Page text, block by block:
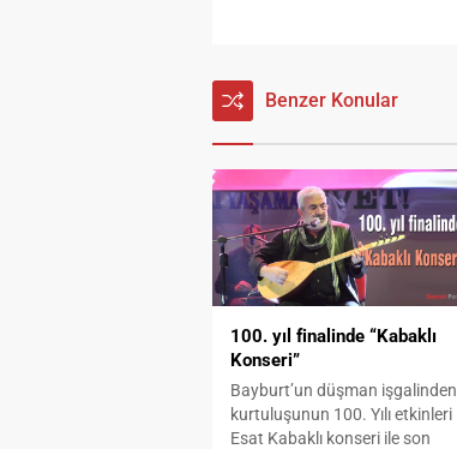
Benzer Konular
100. yıl finalinde “Kabaklı
Konseri”
Bayburt’un düşman işgalinden
kurtuluşunun 100. Yılı etkinleri
Esat Kabaklı konseri ile son